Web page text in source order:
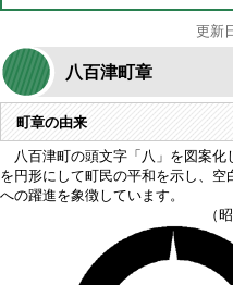
更新
八百津町章
町章の由来
八百津町の頭文字「八」を図案化
を円形にして町民の平和を示し、空
への躍進を象徴しています。
（